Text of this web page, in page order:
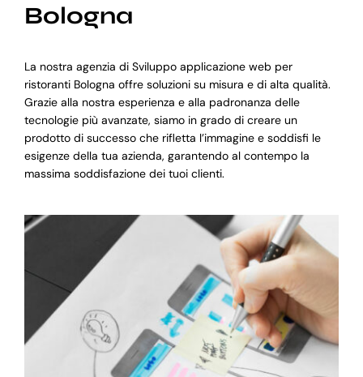
Bologna
La nostra agenzia di Sviluppo applicazione web per
ristoranti Bologna offre soluzioni su misura e di alta qualità.
Grazie alla nostra esperienza e alla padronanza delle
tecnologie più avanzate, siamo in grado di creare un
prodotto di successo che rifletta l’immagine e soddisfi le
esigenze della tua azienda, garantendo al contempo la
massima soddisfazione dei tuoi clienti.